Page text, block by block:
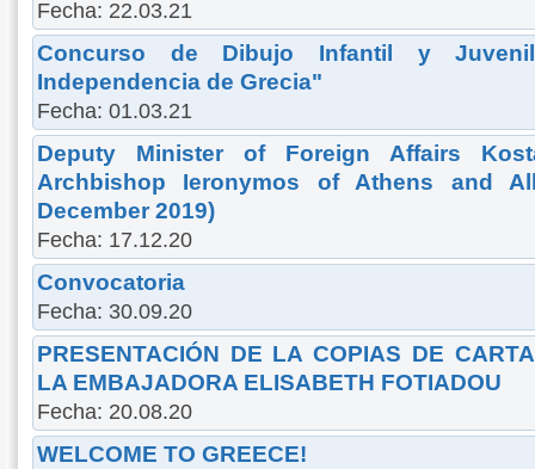
Fecha: 22.03.21
Concurso de Dibujo Infantil y
Independencia de Grecia"
Fecha: 01.03.21
Deputy Minister of Foreign Affairs
Archbishop Ieronymos of Athens and
December 2019)
Fecha: 17.12.20
Convocatoria
Fecha: 30.09.20
PRESENTACIÓN DE LA COPIAS DE
LA EMBAJADORA ELISABETH FOTIADOU
Fecha: 20.08.20
WELCOME TO GREECE!